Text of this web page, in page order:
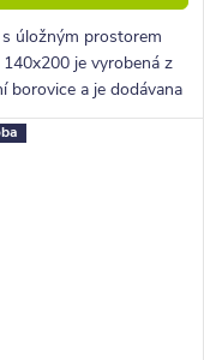
úložným prostorem
140x200 je vyrobená z
borovice a je dodávana
lamelových
až 120 kg.